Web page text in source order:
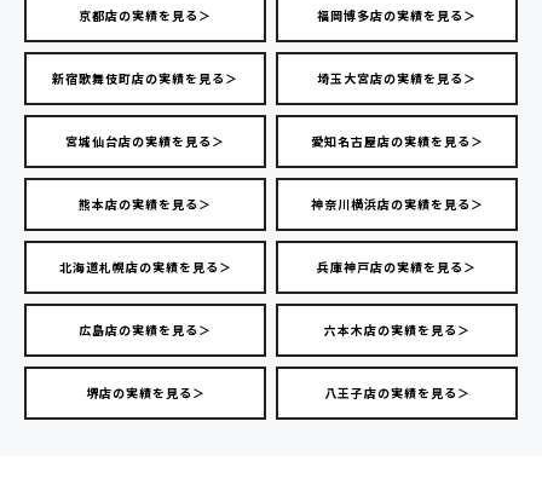
京都店の実績を見る＞ 福岡博多店の実績を見る＞
新宿歌舞伎町店の実績を見る＞ 埼玉大宮店の実績を見る＞
宮城仙台店の実績を見る＞ 愛知名古屋店の実績を見る＞
熊本店の実績を見る＞ 神奈川横浜店の実績を見る＞
北海道札幌店の実績を見る＞ 兵庫神戸店の実績を見る＞
広島店の実績を見る＞ 六本木店の実績を見る＞
堺店の実績を見る＞ 八王子店の実績を見る＞